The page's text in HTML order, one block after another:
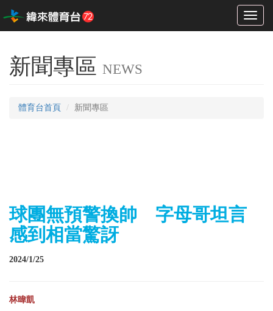
Toggle
新聞專區 NEWS
體育台首頁 新聞專區
球團無預警換帥 字母哥坦言
感到相當驚訝
2024/1/25
林暐凱